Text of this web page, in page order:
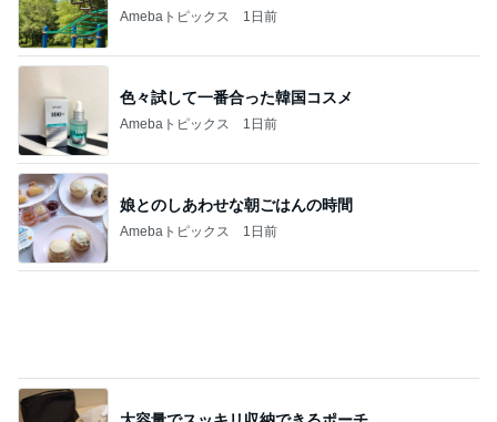
Amebaトピックス 1日前
娘とのしあわせな朝ごはんの時間
Amebaトピックス 1日前
大容量でスッキリ収納できるポーチ
Amebaトピックス 12時間前